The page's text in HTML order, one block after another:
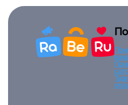
или